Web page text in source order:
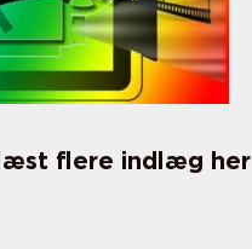
flere indlæg her